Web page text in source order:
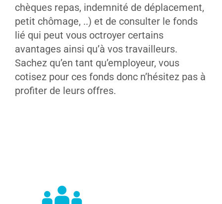
chèques repas, indemnité de déplacement,
petit chômage, ..) et de consulter le fonds
lié qui peut vous octroyer certains
avantages ainsi qu’à vos travailleurs.
Sachez qu’en tant qu’employeur, vous
cotisez pour ces fonds donc n’hésitez pas à
profiter de leurs offres.